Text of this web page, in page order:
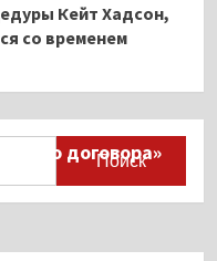
Кейт Хадсон,
со временем
против
договора»